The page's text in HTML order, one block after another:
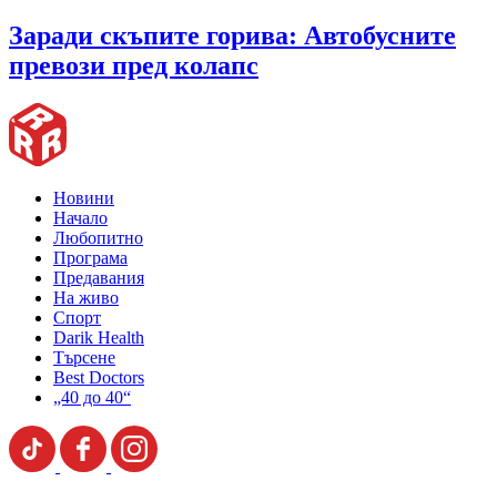
Заради скъпите горива: Автобусните
превози пред колапс
Новини
Начало
Любопитно
Програма
Предавания
На живо
Спорт
Darik Health
Търсене
Best Doctors
„40 до 40“